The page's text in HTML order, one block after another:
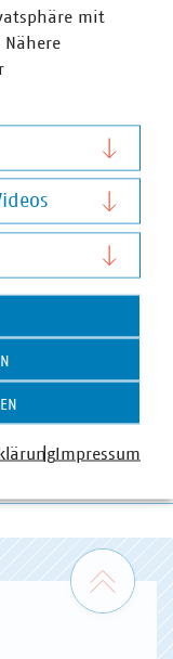
Zum
mit
Impressum